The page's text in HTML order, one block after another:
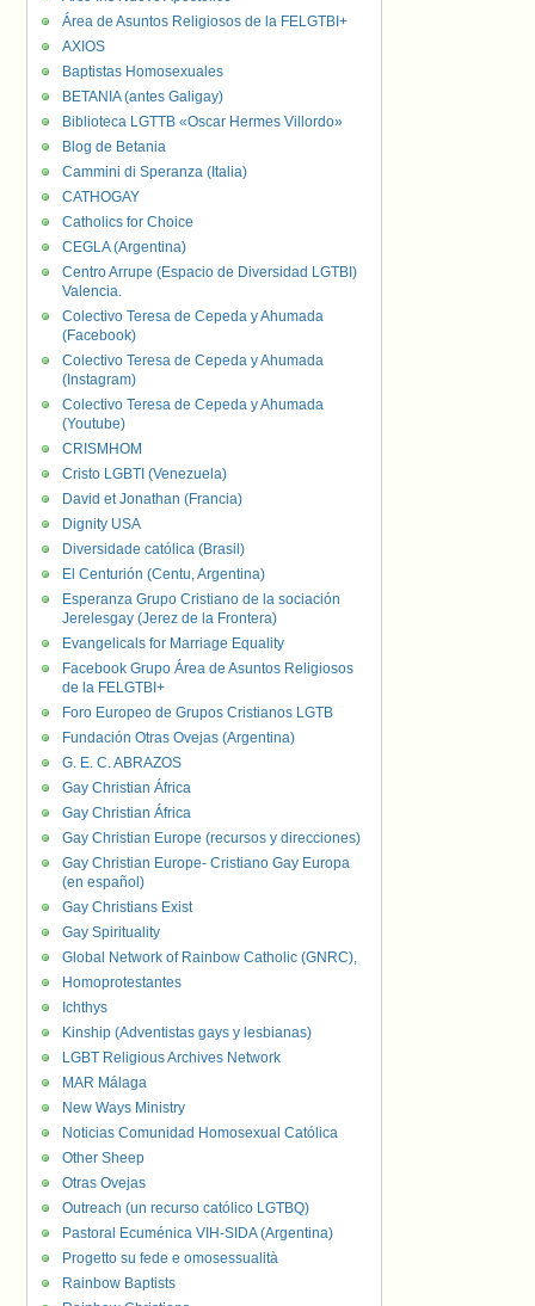
Área de Asuntos Religiosos de la FELGTBI+
AXIOS
Baptistas Homosexuales
BETANIA (antes Galigay)
Biblioteca LGTTB «Oscar Hermes Villordo»
Blog de Betania
Cammini di Speranza (Italia)
CATHOGAY
Catholics for Choice
CEGLA (Argentina)
Centro Arrupe (Espacio de Diversidad LGTBI)
Valencia.
Colectivo Teresa de Cepeda y Ahumada
(Facebook)
Colectivo Teresa de Cepeda y Ahumada
(Instagram)
Colectivo Teresa de Cepeda y Ahumada
(Youtube)
CRISMHOM
Cristo LGBTI (Venezuela)
David et Jonathan (Francia)
Dignity USA
Diversidade católica (Brasil)
El Centurión (Centu, Argentina)
Esperanza Grupo Cristiano de la sociación
Jerelesgay (Jerez de la Frontera)
Evangelicals for Marriage Equality
Facebook Grupo Área de Asuntos Religiosos
de la FELGTBI+
Foro Europeo de Grupos Cristianos LGTB
Fundación Otras Ovejas (Argentina)
G. E. C. ABRAZOS
Gay Christian África
Gay Christian África
Gay Christian Europe (recursos y direcciones)
Gay Christian Europe- Cristiano Gay Europa
(en español)
Gay Christians Exist
Gay Spirituality
Global Network of Rainbow Catholic (GNRC),
Homoprotestantes
Ichthys
Kinship (Adventistas gays y lesbianas)
LGBT Religious Archives Network
MAR Málaga
New Ways Ministry
Noticias Comunidad Homosexual Católica
Other Sheep
Otras Ovejas
Outreach (un recurso católico LGTBQ)
Pastoral Ecuménica VIH-SIDA (Argentina)
Progetto su fede e omosessualità
Rainbow Baptists